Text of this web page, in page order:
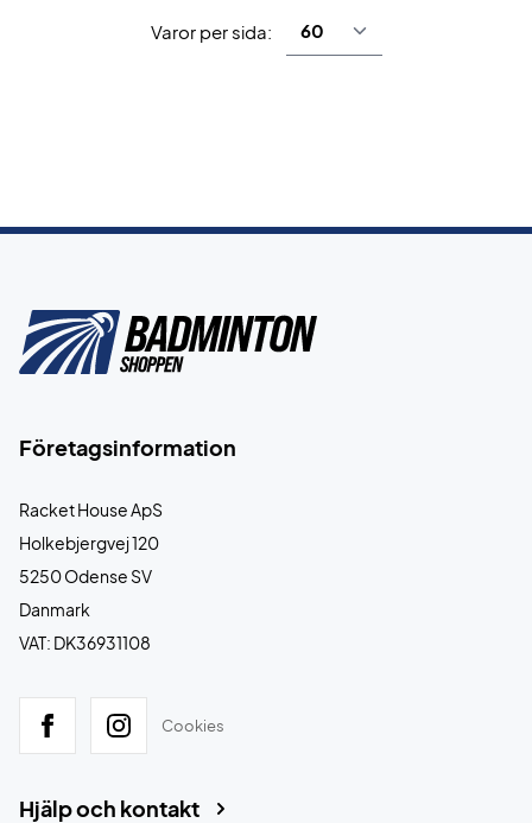
Varor per sida:
Företagsinformation
Racket House ApS
Holkebjergvej 120
5250 Odense SV
Danmark
VAT: DK36931108
Cookies
Hjälp och kontakt